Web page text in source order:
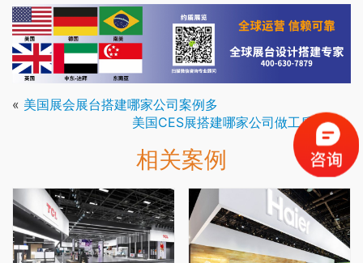
« 美国展会展台搭建哪家公司案例多
美国CES展搭建哪家公司做工质量好»
相关案例